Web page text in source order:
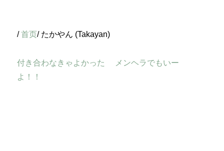
/首页/ たかやん (Takayan)
付き合わなきゃよかった
メンヘラでもいー
よ！！